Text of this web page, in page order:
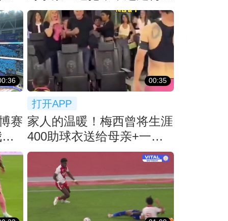
微笑送上掌声
赛
00:35
打开APP
家人的温暖！梅西曾将生涯
400助球衣送给母亲+一旁
父亲眼神温柔